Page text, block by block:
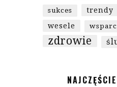
sukces trendy
wesele
zdrowie